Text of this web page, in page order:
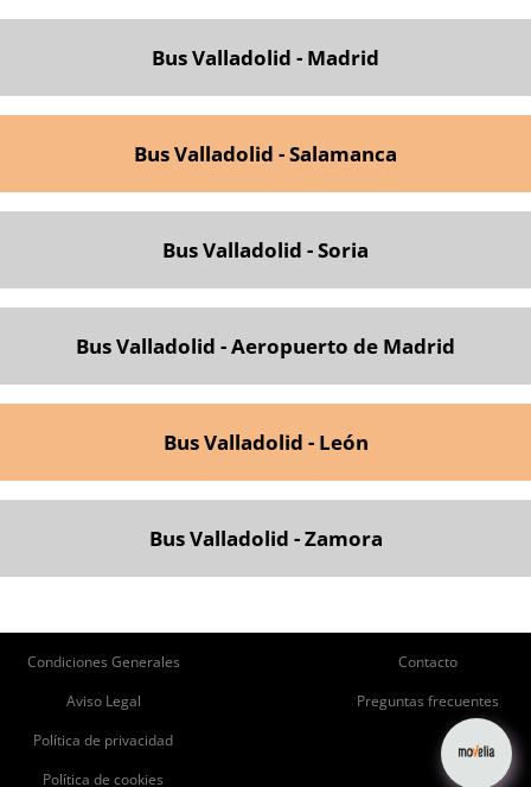
Bus Valladolid - Madrid
Bus Valladolid - Salamanca
Bus Valladolid - Soria
Bus Valladolid - Aeropuerto de Madrid
Bus Valladolid - León
Bus Valladolid - Zamora
Condiciones Generales
Aviso Legal
Política de privacidad
Política de cookies
Contacto
Preguntas frecuentes